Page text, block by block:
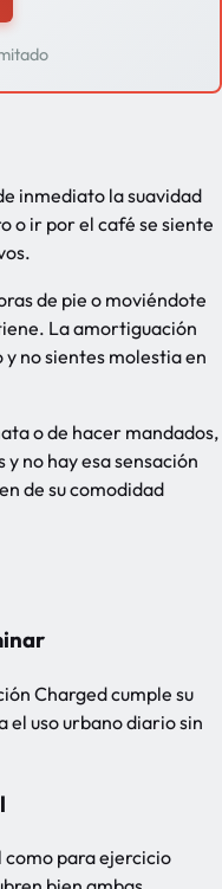
inmediato la suavidad
o ir por el café se siente
de pie o moviéndote
La amortiguación
no sientes molestia en
o de hacer mandados,
y no hay esa sensación
de su comodidad
Charged cumple su
el uso urbano diario sin
como para ejercicio